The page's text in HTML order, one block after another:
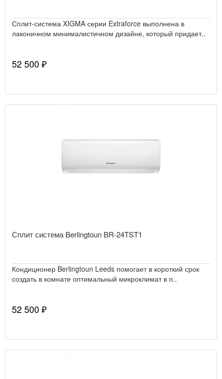
Сплит-система XIGMA серии Extraforce выполнена в
лаконичном минималистичном дизайне, который придает..
52 500 ₽
Сплит система Berlingtoun BR-24TST1
Кондиционер Berlingtoun Leeds помогает в короткий срок
создать в комнате оптимальный микроклимат в п..
52 500 ₽